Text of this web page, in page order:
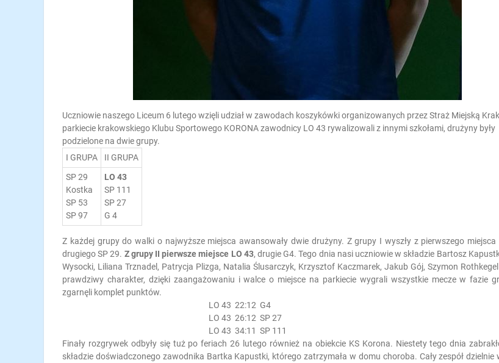
Uczniowie naszego Liceum 6 lutego wzięli udział w zawodach koszykówki organizowanych przez Straż Miejską
parkiecie krakowskiego Klubu Sportowego KORONA zawodnicy LO 43 rywalizowali z innymi szkołami, drużyny były
podzielone na dwie grupy.
I GRUPA
II GRUPA
SP 29
Kostka
SP 53
SP 97
LO 43
SP 111
SP 27
G 4
Z każdej grupy do walki o najwyższe miejsca awansowały dwie drużyny. Z grupy I wyszły z pierwszego miejsca
drugiego SP 29. Z grupy II pierwsze miejsce LO 43, drugie G4. Tego dnia nasi uczniowie w składzie Bartosz
Wysocki, Liliana Trznadel, Patrycja Plizga, Natalia Ślusarczyk, Krzysztof Kaczmarek, Jakub Gój, Szymon
prawdziwy charakter, dzięki zaangażowaniu i walce o miejsce na parkiecie wygrali wszystkie mecze w fazie
zgarnęli komplet punktów.
LO 43 22:12 G4
LO 43 26:12 SP 27
LO 43 34:11 SP 111
Finały rozgrywek odbyły się tuż po feriach 26 lutego również na obiekcie KS Korona. Niestety tego dnia
składzie doświadczonego zawodnika Bartka Kapustki, którego zatrzymała w domu choroba. Cały zespół dzielnie